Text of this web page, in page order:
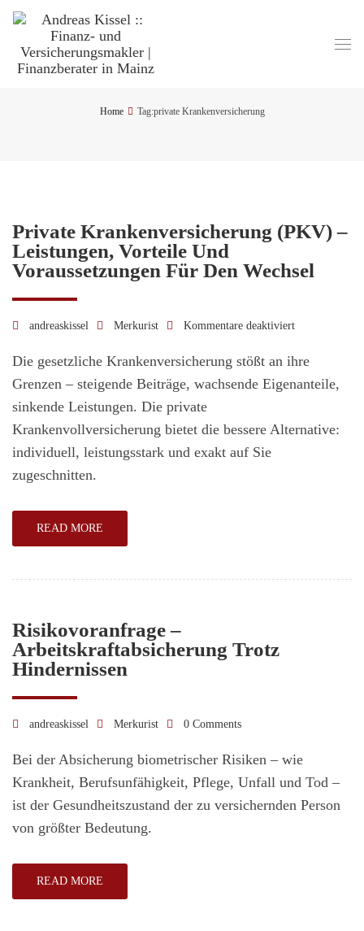
Home Tag:private Krankenversicherung
Private Krankenversicherung (PKV) –
Leistungen, Vorteile Und
Voraussetzungen Für Den Wechsel
andreaskissel Merkurist Kommentare deaktiviert
Wechsel
Die gesetzliche Krankenversicherung stößt an ihre
Grenzen – steigende Beiträge, wachsende Eigenanteile,
sinkende Leistungen. Die private
Krankenvollversicherung bietet die bessere Alternative:
individuell, leistungsstark und exakt auf Sie
zugeschnitten.
READ MORE
Risikovoranfrage –
Arbeitskraftabsicherung Trotz
Hindernissen
andreaskissel Merkurist 0 Comments
Bei der Absicherung biometrischer Risiken – wie
Krankheit, Berufsunfähigkeit, Pflege, Unfall und Tod –
ist der Gesundheitszustand der zu versichernden Person
von größter Bedeutung.
READ MORE